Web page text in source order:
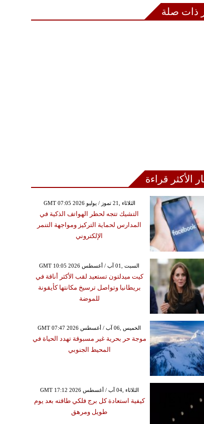
ذات صلة
الأكثر قراءة
GMT 07:05 2026 الثلاثاء ,21 تموز / يوليو
التشيك تتجه لحظر الهواتف الذكية في
المدارس لحماية التركيز ومواجهة التنمر
الإلكتروني
GMT 10:05 2026 السبت ,01 آب / أغسطس
كيت ميدلتون تستعيد لقب الأكثر أناقة في
بريطانيا وتواصل ترسيخ مكانتها كأيقونة
للموضة
GMT 07:47 2026 الخميس ,06 آب / أغسطس
موجة حر بحرية غير مسبوقة تهدد الحياة في
المحيط الجنوبي
GMT 17:12 2026 الثلاثاء ,04 آب / أغسطس
كيفية استعادة كل برج فلكي طاقته بعد يوم
طويل ومرهق